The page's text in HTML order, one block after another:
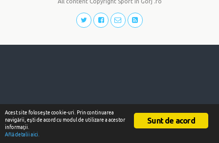
Sunt de acord
Acest site foloseşte cookie-uri. Prin continuarea
navigării, eşti de acord cu modul de utilizare a acestor
informaţii.
Află detalii aici.